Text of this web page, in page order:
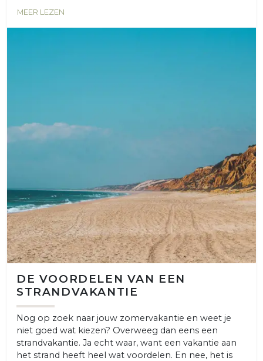
MEER LEZEN
DE VOORDELEN VAN EEN
STRANDVAKANTIE
Nog op zoek naar jouw zomervakantie en weet je
niet goed wat kiezen? Overweeg dan eens een
strandvakantie. Ja echt waar, want een vakantie aan
het strand heeft heel wat voordelen. En nee, het is